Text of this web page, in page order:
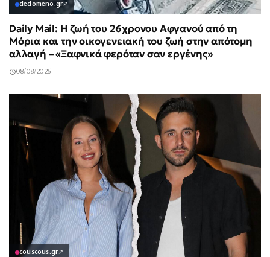
dedomeno.gr↗
Daily Mail: Η ζωή του 26χρονου Αφγανού από τη
Μόρια και την οικογενειακή του ζωή στην απότομη
αλλαγή – «Ξαφνικά φερόταν σαν εργένης»
08/08/2026
couscous.gr↗